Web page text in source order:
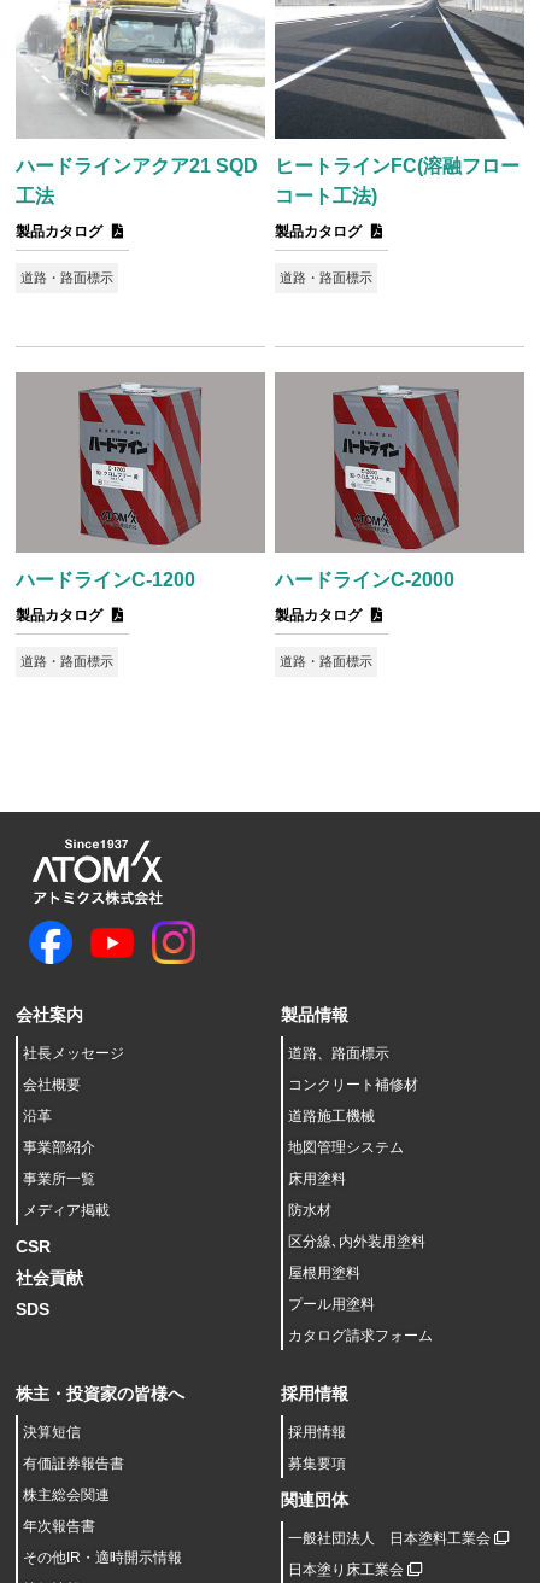
ハードラインアクア21 SQD
工法
製品カタログ
道路・路面標示
ヒートラインFC(溶融フロー
コート工法)
製品カタログ
道路・路面標示
ハードラインC-1200
製品カタログ
道路・路面標示
ハードラインC-2000
製品カタログ
道路・路面標示
会社案内
社長メッセージ
会社概要
沿革
事業部紹介
事業所一覧
メディア掲載
CSR
社会貢献
SDS
製品情報
道路、路面標示
コンクリート補修材
道路施工機械
地図管理システム
床用塗料
防水材
区分線､内外装用塗料
屋根用塗料
プール用塗料
カタログ請求フォーム
株主・投資家の皆様へ
決算短信
有価証券報告書
株主総会関連
年次報告書
その他IR・適時開示情報
採用情報
採用情報
募集要項
関連団体
一般社団法人 日本塗料工業会
日本塗り床工業会